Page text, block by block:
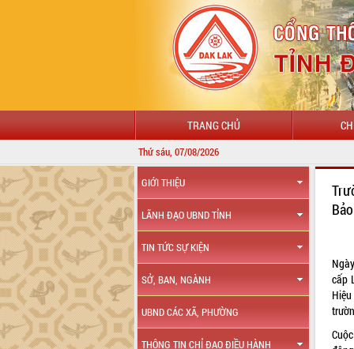
TRANG CHỦ
Thứ sáu, 07/08/2026 CHÀO
GIỚI THIỆU
LÃNH ĐẠO UBND TỈNH
TIN TỨC SỰ KIỆN
SỞ, BAN, NGÀNH
UBND CÁC XÃ, PHƯỜNG
THÔNG TIN CHỈ ĐẠO ĐIỀU HÀNH
cấp